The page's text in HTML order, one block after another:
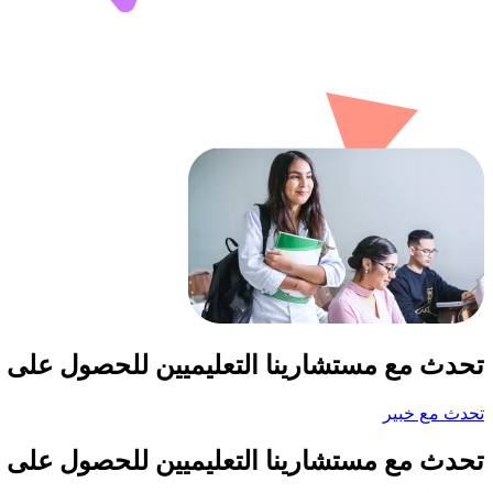
تحدث مع مستشارينا التعليميين للحصول على
تحدث مع خبير
تحدث مع مستشارينا التعليميين للحصول على